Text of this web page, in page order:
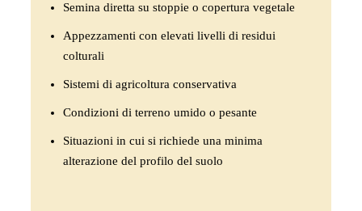
Semina diretta su stoppie o copertura vegetale
Appezzamenti con elevati livelli di residui
colturali
Sistemi di agricoltura conservativa
Condizioni di terreno umido o pesante
Situazioni in cui si richiede una minima
alterazione del profilo del suolo